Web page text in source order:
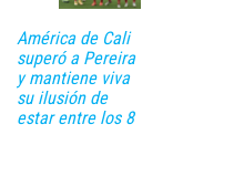
América de Cali
superó a Pereira
y mantiene viva
su ilusión de
estar entre los 8